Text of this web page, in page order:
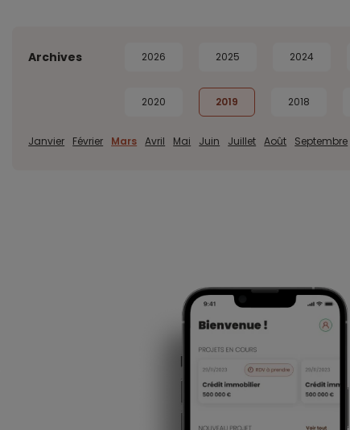
Archives 2026 2025 2024
2020 2019 2018
Janvier Février Mars Avril Mai Juin Juillet Août Septembre